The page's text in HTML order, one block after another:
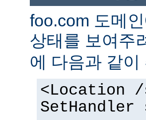
foo.com 도메
상태를 보여주
에 다음과 같이
<Location